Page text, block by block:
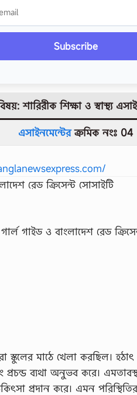
Subscribe
শারিরীক শিক্ষা ও স্বাস্থ্য
এসাইনমেন্টেরক্রমিক নংঃ 04
রেড ক্রিসেন্ট সােসাইটি
গাইড ও বাংলাদেশ রেড
স্কুলের মাঠে খেলা করছিল।
ব্যথা অনুভব করে।
প্রদান করে। এমন